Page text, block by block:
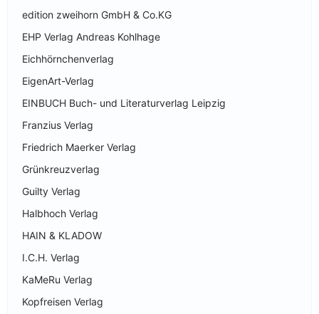
edition zweihorn GmbH & Co.KG
EHP Verlag Andreas Kohlhage
Eichhörnchenverlag
EigenArt-Verlag
EINBUCH Buch- und Literaturverlag Leipzig
Franzius Verlag
Friedrich Maerker Verlag
Grünkreuzverlag
Guilty Verlag
Halbhoch Verlag
HAIN & KLADOW
I.C.H. Verlag
KaMeRu Verlag
Kopfreisen Verlag